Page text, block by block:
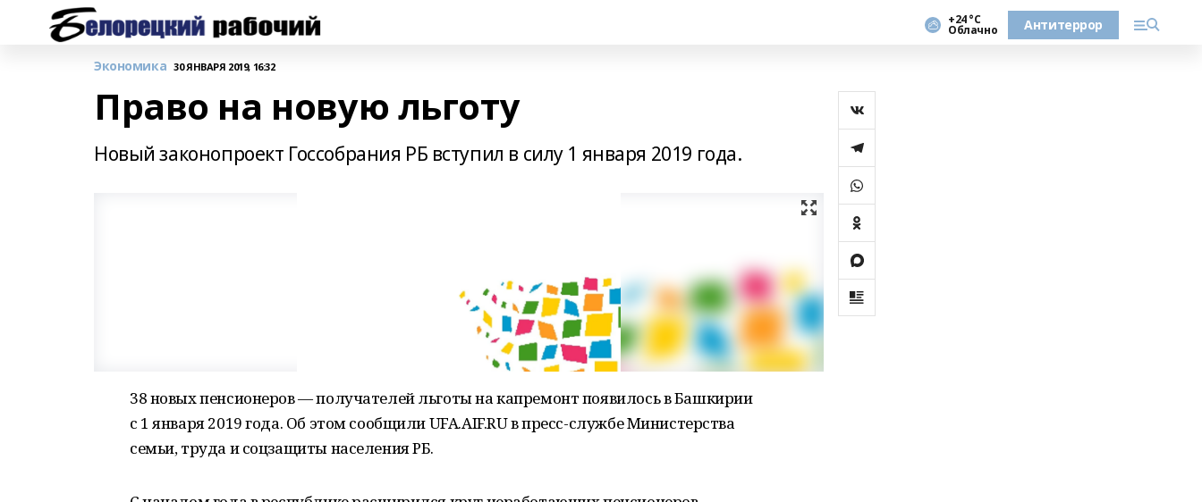
+24 °С
Облачно Антитеррор
Экономика 30 ЯНВАРЯ 2019, 16:32
Право на новую льготу
Новый законопроект Госсобрания РБ вступил в силу 1 января 2019 года.
38 новых пенсионеров — получателей льготы на капремонт появилось в Башкирии
с 1 января 2019 года. Об этом сообщили UFA.AIF.RU в пресс-службе Министерства
семьи, труда и соцзащиты населения РБ.